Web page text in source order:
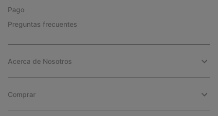
Pago
Preguntas frecuentes
Acerca de Nosotros
Comprar